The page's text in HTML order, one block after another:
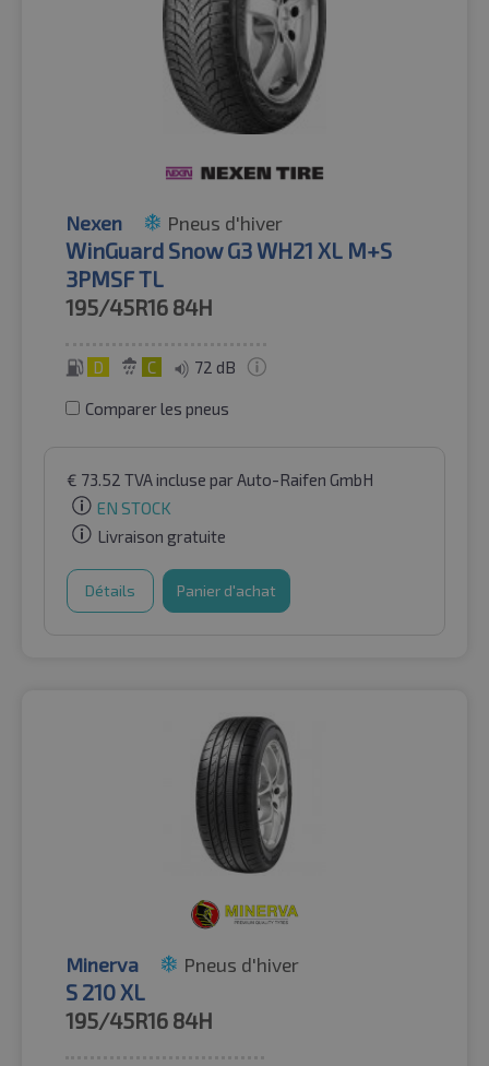
Nexen Pneus d'hiver
WinGuard Snow G3 WH21 XL M+S
3PMSF TL
195/45R16 84H
D C 72 dB
Comparer les pneus
€ 73.52 TVA incluse par Auto-Raifen GmbH
EN STOCK
Livraison gratuite
Détails Panier d'achat
Minerva Pneus d'hiver
S 210 XL
195/45R16 84H